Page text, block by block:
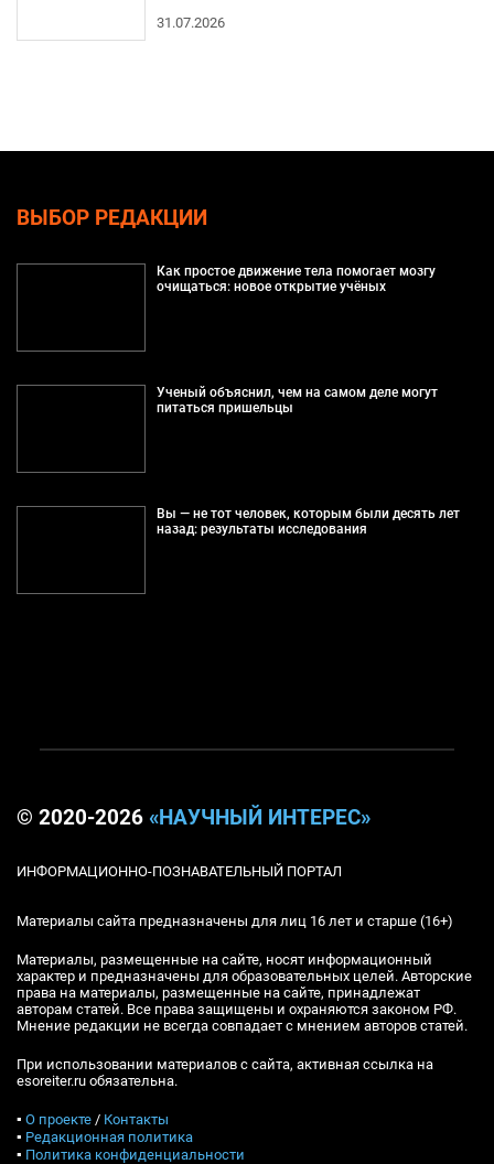
31.07.2026
ВЫБОР РЕДАКЦИИ
Как простое движение тела помогает мозгу
очищаться: новое открытие учёных
Ученый объяснил, чем на самом деле могут
питаться пришельцы
Вы — не тот человек, которым были десять лет
назад: результаты исследования
© 2020-2026 «НАУЧНЫЙ ИНТЕРЕС»
ИНФОРМАЦИОННО-ПОЗНАВАТЕЛЬНЫЙ ПОРТАЛ
Материалы сайта предназначены для лиц 16 лет и старше (16+)
Материалы, размещенные на сайте, носят информационный
характер и предназначены для образовательных целей. Авторские
права на материалы, размещенные на сайте, принадлежат
авторам статей. Все права защищены и охраняются законом РФ.
Мнение редакции не всегда совпадает с мнением авторов статей.
При использовании материалов с сайта, активная ссылка на
esoreiter.ru обязательна.
▪ О проекте / Контакты
▪ Редакционная политика
▪ Политика конфиденциальности